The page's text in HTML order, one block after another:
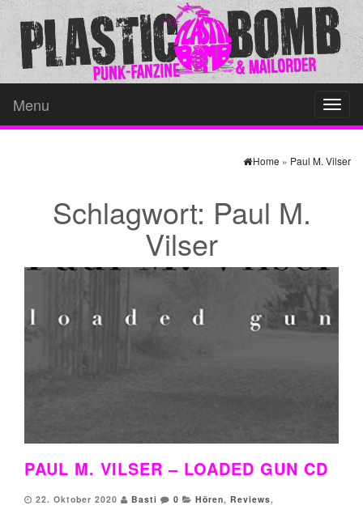
Menu
Home » Paul M. Vilser
Schlagwort: Paul M.
Vilser
PAUL M. VILSER – LOADED GUN CD
22. Oktober 2020 Basti 0 Hören, Reviews,